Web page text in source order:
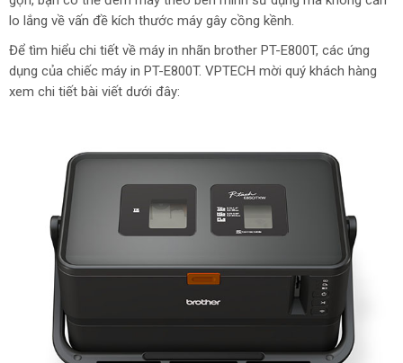
lo lắng về vấn đề kích thước máy gây cồng kềnh.
Để tìm hiểu chi tiết về máy in nhãn brother PT-E800T, các ứng
dụng của chiếc máy in PT-E800T. VPTECH mời quý khách hàng
xem chi tiết bài viết dưới đây: